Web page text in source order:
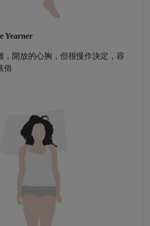
Yearner
，開放的心胸，但很慢作決定，容
俗